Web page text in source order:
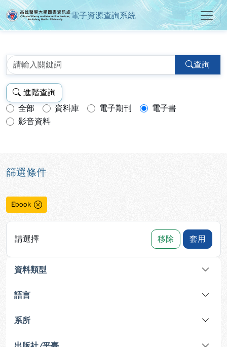
高雄醫學大學圖書資訊處電子資
電子資源查詢系統
查詢
進階查詢
查詢模式：
全部 資料庫 電子期刊
電子書
影音資料
篩選條件
Ebook
請選擇 移除 套用
資料類型
語言
系所